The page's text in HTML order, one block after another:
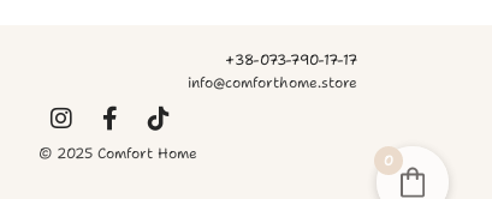
+38-073-790-17-17
info@comforthome.store
© 2025 Comfort Home 0